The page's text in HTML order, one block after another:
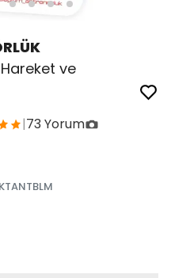
ve
|73 Yorum